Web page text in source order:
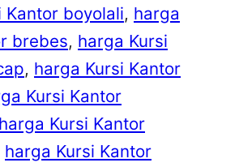
Kantor boyolali, harga
brebes, harga Kursi
, harga Kursi Kantor
Kursi Kantor
harga Kursi Kantor
harga Kursi Kantor